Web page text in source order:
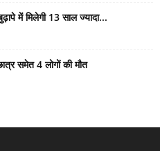
में मिलेगी 13 साल ज्यादा...
समेत 4 लोगों की मौत